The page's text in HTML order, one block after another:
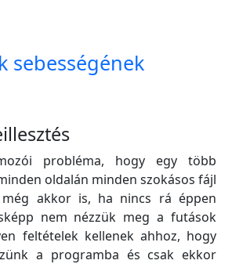
sebességének
probléma, hogy egy több
oldalán minden szokásos fájl
még akkor is, ha nincs rá éppen
nem nézzük meg a futások
feltételek kellenek ahhoz, hogy
a programba és csak ekkor